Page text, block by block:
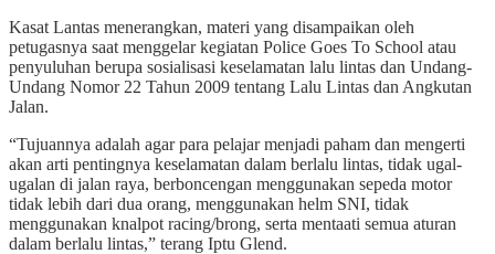
Kasat Lantas menerangkan, materi yang disampaikan oleh
petugasnya saat menggelar kegiatan Police Goes To School atau
penyuluhan berupa sosialisasi keselamatan lalu lintas dan Undang-
Undang Nomor 22 Tahun 2009 tentang Lalu Lintas dan Angkutan
Jalan.
“Tujuannya adalah agar para pelajar menjadi paham dan mengerti
akan arti pentingnya keselamatan dalam berlalu lintas, tidak ugal-
ugalan di jalan raya, berboncengan menggunakan sepeda motor
tidak lebih dari dua orang, menggunakan helm SNI, tidak
menggunakan knalpot racing/brong, serta mentaati semua aturan
dalam berlalu lintas,” terang Iptu Glend.